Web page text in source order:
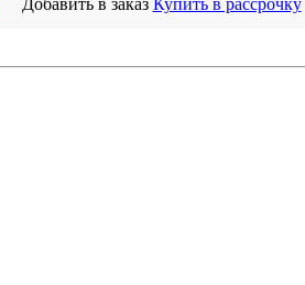
Добавить в заказ Купить в рассрочку